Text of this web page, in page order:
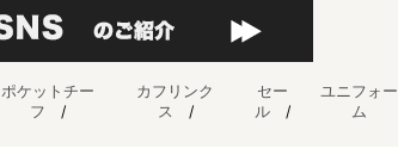
ポケットチー
フ /
カフリンク
ス /
セー
ル/
ユニフォー
ム